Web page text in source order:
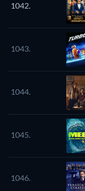
1042.
1043.
1044.
1045.
1046.